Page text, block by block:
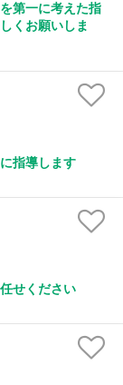
第一に考えた指
くお願いしま
指導します
せください